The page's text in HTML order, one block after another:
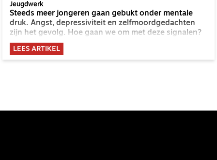
Jeugdwerk
Steeds meer jongeren gaan gebukt onder mentale
druk. Angst, depressiviteit en zelfmoordgedachten
zijn het gevolg. Hoe gaan we om met deze signalen?
LEES ARTIKEL